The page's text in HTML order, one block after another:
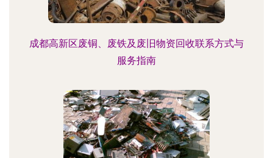
成都高新区废铜、废铁及废旧物资回收联系方式与
服务指南